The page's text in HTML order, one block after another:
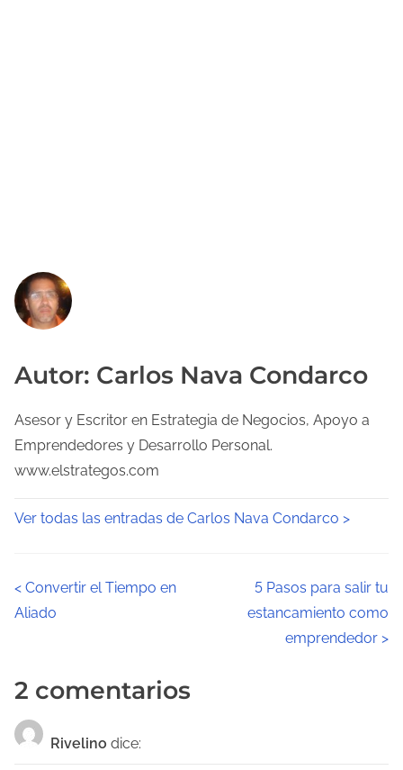
Autor: Carlos Nava Condarco
Asesor y Escritor en Estrategia de Negocios, Apoyo a
Emprendedores y Desarrollo Personal.
www.elstrategos.com
Ver todas las entradas de Carlos Nava Condarco >
N
e
g
< Convertir el Tiempo en
Aliado
5 Pasos para salir tu
estancamiento como
emprendedor >
2 comentarios
Rivelino dice: